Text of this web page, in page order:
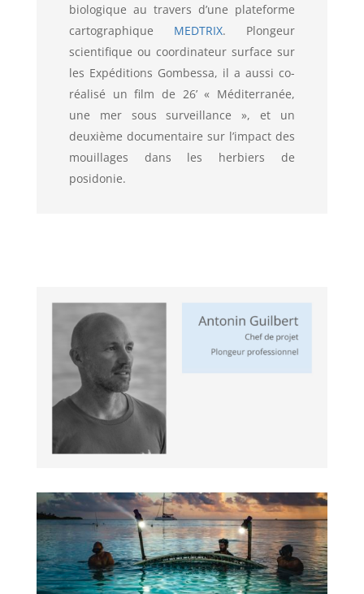
biologique au travers d’une plateforme
cartographique MEDTRIX. Plongeur
scientifique ou coordinateur surface sur
les Expéditions Gombessa, il a aussi co-
réalisé un film de 26’ « Méditerranée,
une mer sous surveillance », et un
deuxième documentaire sur l’impact des
mouillages dans les herbiers de
posidonie.